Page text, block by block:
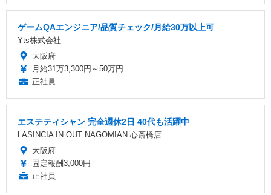
ゲームQAエンジニア/品質チェック/月給30万以上可
Yts株式会社
大阪府
月給31万3,300円～50万円
正社員
エステティシャン 完全週休2日 40代も活躍中
LASINCIA IN OUT NAGOMIAN 心斎橋店
大阪府
固定報酬3,000円
正社員